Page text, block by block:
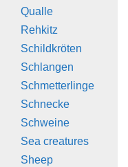
Qualle
Rehkitz
Schildkröten
Schlangen
Schmetterlinge
Schnecke
Schweine
Sea creatures
Sheep